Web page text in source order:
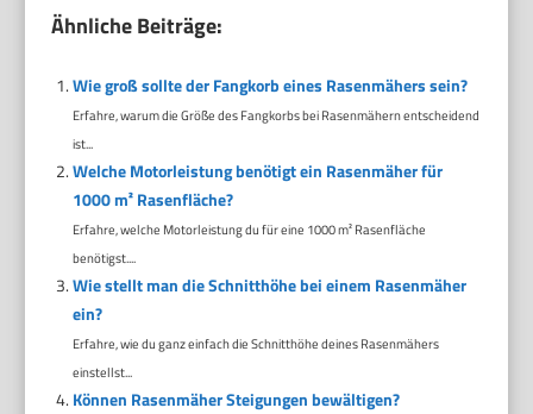
Ähnliche Beiträge:
Wie groß sollte der Fangkorb eines Rasenmähers sein?
Erfahre, warum die Größe des Fangkorbs bei Rasenmähern entscheidend
ist...
Welche Motorleistung benötigt ein Rasenmäher für
1000 m² Rasenfläche?
Erfahre, welche Motorleistung du für eine 1000 m² Rasenfläche
benötigst....
Wie stellt man die Schnitthöhe bei einem Rasenmäher
ein?
Erfahre, wie du ganz einfach die Schnitthöhe deines Rasenmähers
einstellst...
Können Rasenmäher Steigungen bewältigen?